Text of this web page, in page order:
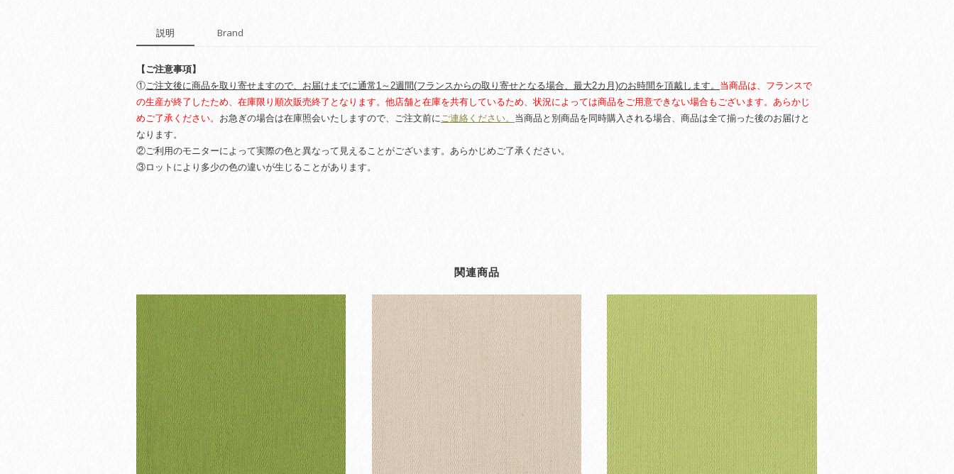
説明 Brand
【ご注意事項】
① ご注文後に商品を取り寄せますので、お届けまでに通常1～2週間(フランスからの取り寄せとなる場合、最大2カ月)のお時間を頂戴します。 当商品は、フランスで
の生産が終了したため、在庫限り順次販売終了となります。他店舗と在庫を共有しているため、状況によっては商品をご用意できない場合もございます。あらかじ
めご了承ください。 お急ぎの場合は在庫照会いたしますので、ご注文前に ご連絡ください。 当商品と別商品を同時購入される場合、商品は全て揃った後のお届けと
なります。
②ご利用のモニターによって実際の色と異なって見えることがございます。あらかじめご了承ください。
③ロットにより多少の色の違いが生じることがあります。
関連商品